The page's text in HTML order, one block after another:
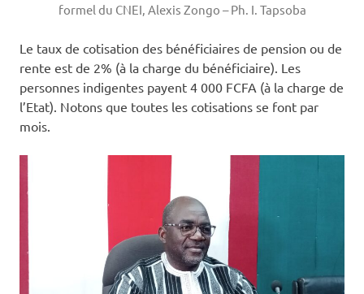
formel du CNEI, Alexis Zongo – Ph. I. Tapsoba
Le taux de cotisation des bénéficiaires de pension ou de
rente est de 2% (à la charge du bénéficiaire). Les
personnes indigentes payent 4 000 FCFA (à la charge de
l’Etat). Notons que toutes les cotisations se font par
mois.